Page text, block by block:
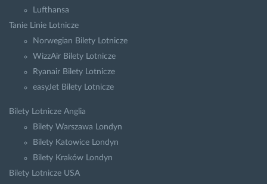
Lufthansa
Tanie Linie Lotnicze
Norwegian Bilety Lotnicze
WizzAir Bilety Lotnicze
Ryanair Bilety Lotnicze
easyJet Bilety Lotnicze
Bilety Lotnicze Anglia
Bilety Warszawa Londyn
Bilety Katowice Londyn
Bilety Kraków Londyn
Bilety Lotnicze USA